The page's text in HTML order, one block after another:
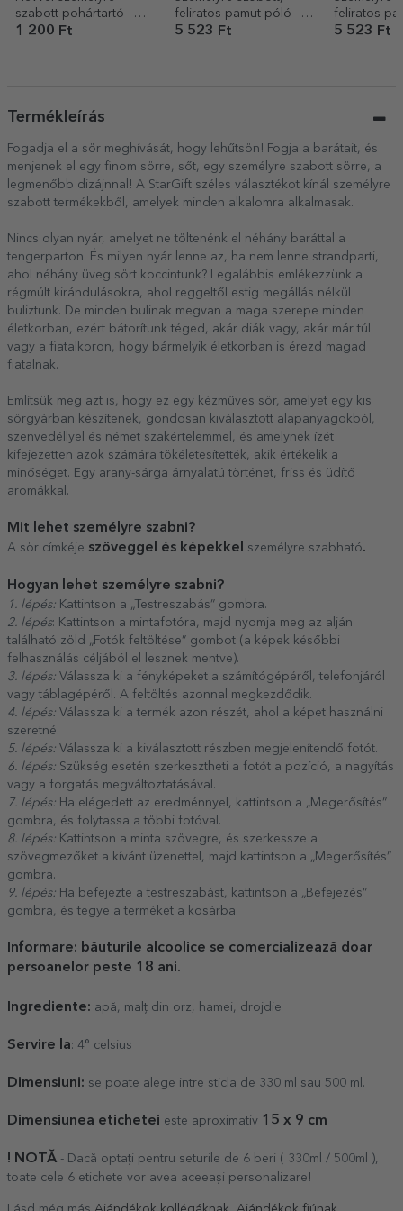
szabott pohártartó –
The cocktail club
1 200 Ft
feliratos pamut póló –
Nyugdíjas vagyok,
5 523 Ft
feliratos
Wine
5 523 Ft
Termékleírás
Fogadja el a sör meghívását, hogy lehűtsön! Fogja a barátait, és
menjenek el egy finom sörre, sőt, egy személyre szabott sörre, a
legmenőbb dizájnnal! A StarGift széles választékot kínál személyre
szabott termékekből, amelyek minden alkalomra alkalmasak.
Nincs olyan nyár, amelyet ne töltenénk el néhány baráttal a
tengerparton. És milyen nyár lenne az, ha nem lenne strandparti,
ahol néhány üveg sört koccintunk? Legalábbis emlékezzünk a
régmúlt kirándulásokra, ahol reggeltől estig megállás nélkül
buliztunk. De minden bulinak megvan a maga szerepe minden
életkorban, ezért bátorítunk téged, akár diák vagy, akár már túl
vagy a fiatalkoron, hogy bármelyik életkorban is érezd magad
fiatalnak.
Említsük meg azt is, hogy ez egy kézműves sör, amelyet egy kis
sörgyárban készítenek, gondosan kiválasztott alapanyagokból,
szenvedéllyel és német szakértelemmel, és amelynek ízét
kifejezetten azok számára tökéletesítették, akik értékelik a
minőséget. Egy arany-sárga árnyalatú történet, friss és üdítő
aromákkal.
Mit lehet személyre szabni?
A sör címkéje szöveggel és képekkel személyre szabható.
Hogyan lehet személyre szabni?
1. lépés: Kattintson a „Testreszabás” gombra.
2. lépés: Kattintson a mintafotóra, majd nyomja meg az alján
található zöld „Fotók feltöltése” gombot (a képek későbbi
felhasználás céljából el lesznek mentve).
3. lépés: Válassza ki a fényképeket a számítógépéről, telefonjáról
vagy táblagépéről. A feltöltés azonnal megkezdődik.
4. lépés: Válassza ki a termék azon részét, ahol a képet használni
szeretné.
5. lépés: Válassza ki a kiválasztott részben megjelenítendő fotót.
6. lépés: Szükség esetén szerkesztheti a fotót a pozíció, a nagyítás
vagy a forgatás megváltoztatásával.
7. lépés: Ha elégedett az eredménnyel, kattintson a „Megerősítés”
gombra, és folytassa a többi fotóval.
8. lépés: Kattintson a minta szövegre, és szerkessze a
szövegmezőket a kívánt üzenettel, majd kattintson a „Megerősítés”
gombra.
9. lépés: Ha befejezte a testreszabást, kattintson a „Befejezés”
gombra, és tegye a terméket a kosárba.
Informare: băuturile alcoolice se comercializează doar
persoanelor peste 18 ani.
Ingrediente: apă, malț din orz, hamei, drojdie
Servire la: 4° celsius
Dimensiuni: se poate alege intre sticla de 330 ml sau 500 ml.
Dimensiunea etichetei este aproximativ 1 5 x 9 cm
! NOTĂ - Dacă optați pentru seturile de 6 beri ( 330ml / 500ml ),
toate cele 6 etichete vor avea aceeași personalizare!